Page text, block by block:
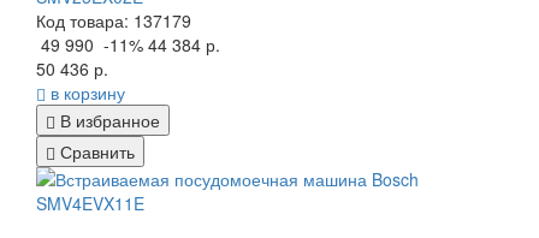
Код товара: 137179
49 990 -11% 44 384 р.
50 436 р.
в корзину
В избранное
Сравнить